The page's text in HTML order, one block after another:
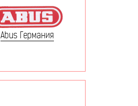
Abus Германия